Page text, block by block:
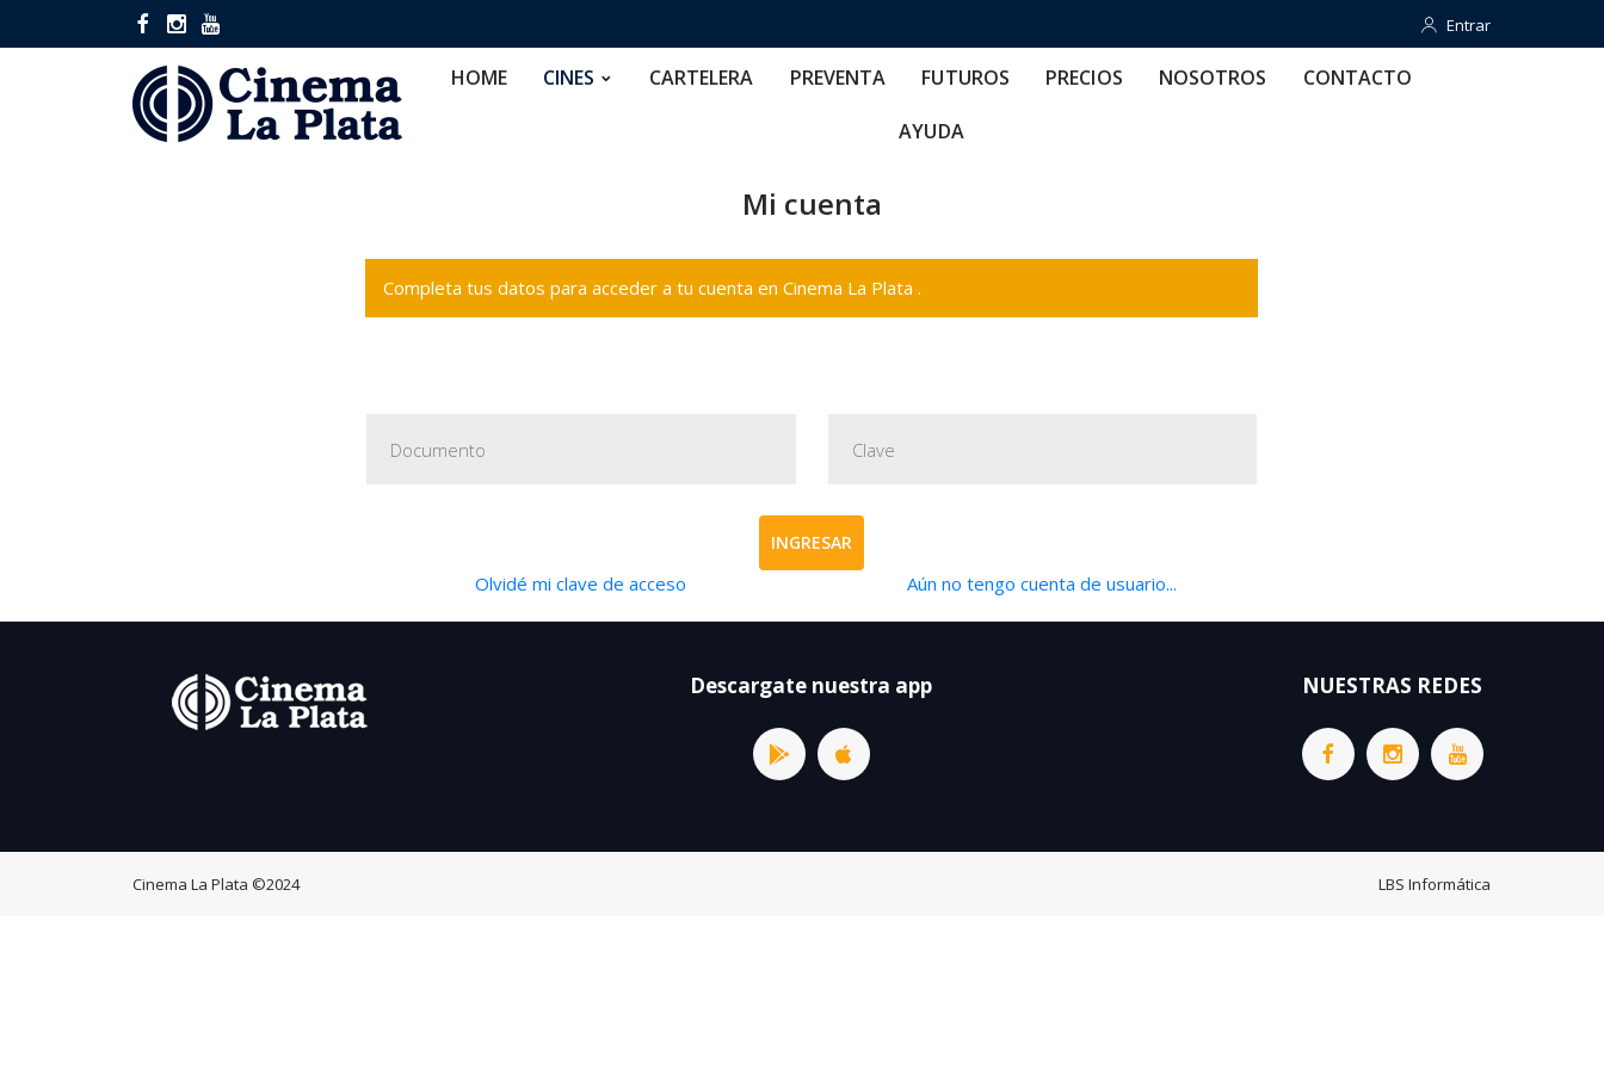
Entrar
Entrar
HOME CINES CARTELERA PREVENTA FUTUROS PRECIOS NOSOTROS CONTACTO
AYUDA
Mi cuenta
Completa tus datos para acceder a tu cuenta en Cinema La Plata .
INGRESAR
Olvidé mi clave de acceso Aún no tengo cuenta de usuario...
Descargate nuestra app NUESTRAS REDES
Cinema La Plata ©2024 LBS Informática